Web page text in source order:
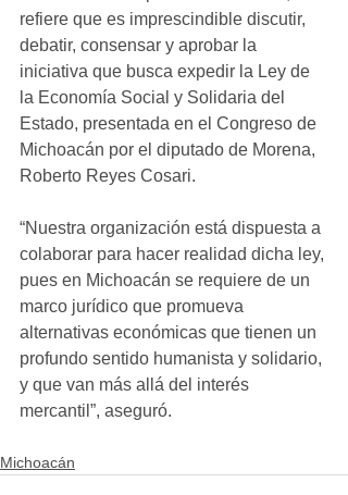
refiere que es imprescindible discutir,
debatir, consensar y aprobar la
iniciativa que busca expedir la Ley de
la Economía Social y Solidaria del
Estado, presentada en el Congreso de
Michoacán por el diputado de Morena,
Roberto Reyes Cosari.
“Nuestra organización está dispuesta a
colaborar para hacer realidad dicha ley,
pues en Michoacán se requiere de un
marco jurídico que promueva
alternativas económicas que tienen un
profundo sentido humanista y solidario,
y que van más allá del interés
mercantil”, aseguró.
Michoacán